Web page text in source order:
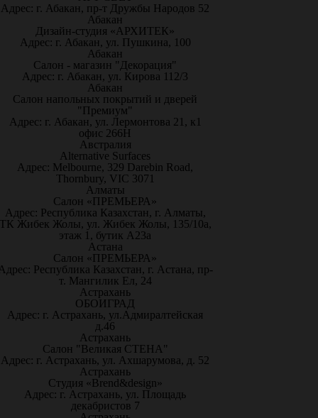
Адрес: г. Абакан, пр-т Дружбы Народов 52
Абакан
Дизайн-студия «АРХИТЕК»
Адрес: г. Абакан, ул. Пушкина, 100
Абакан
Салон - магазин "Декорация"
Адрес: г. Абакан, ул. Кирова 112/3
Абакан
Салон напольных покрытий и дверей
"Премиум"
Адрес: г. Абакан, ул. Лермонтова 21, к1
офис 266Н
Австралия
Alternative Surfaces
Адрес: Melbourne, 329 Darebin Road,
Thornbury, VIC 3071
Алматы
Салон «ПРЕМЬЕРА»
Адрес: Республика Казахстан, г. Алматы,
Жибек Жолы, ул. Жибек Жолы, 135/10а,
этаж 1, бутик А23а
Астана
Салон «ПРЕМЬЕРА»
Республика Казахстан, г. Астана, пр-
т. Мангилик Ел, 24
Астрахань
ОБОИГРАД
Адрес: г. Астрахань, ул.Адмиралтейская
д.46
Астрахань
Салон "Великая СТЕНА"
Адрес: г. Астрахань, ул. Ахшарумова, д. 52
Астрахань
Студия «Brend&design»
Адрес: г. Астрахань, ул. Площадь
декабристов 7